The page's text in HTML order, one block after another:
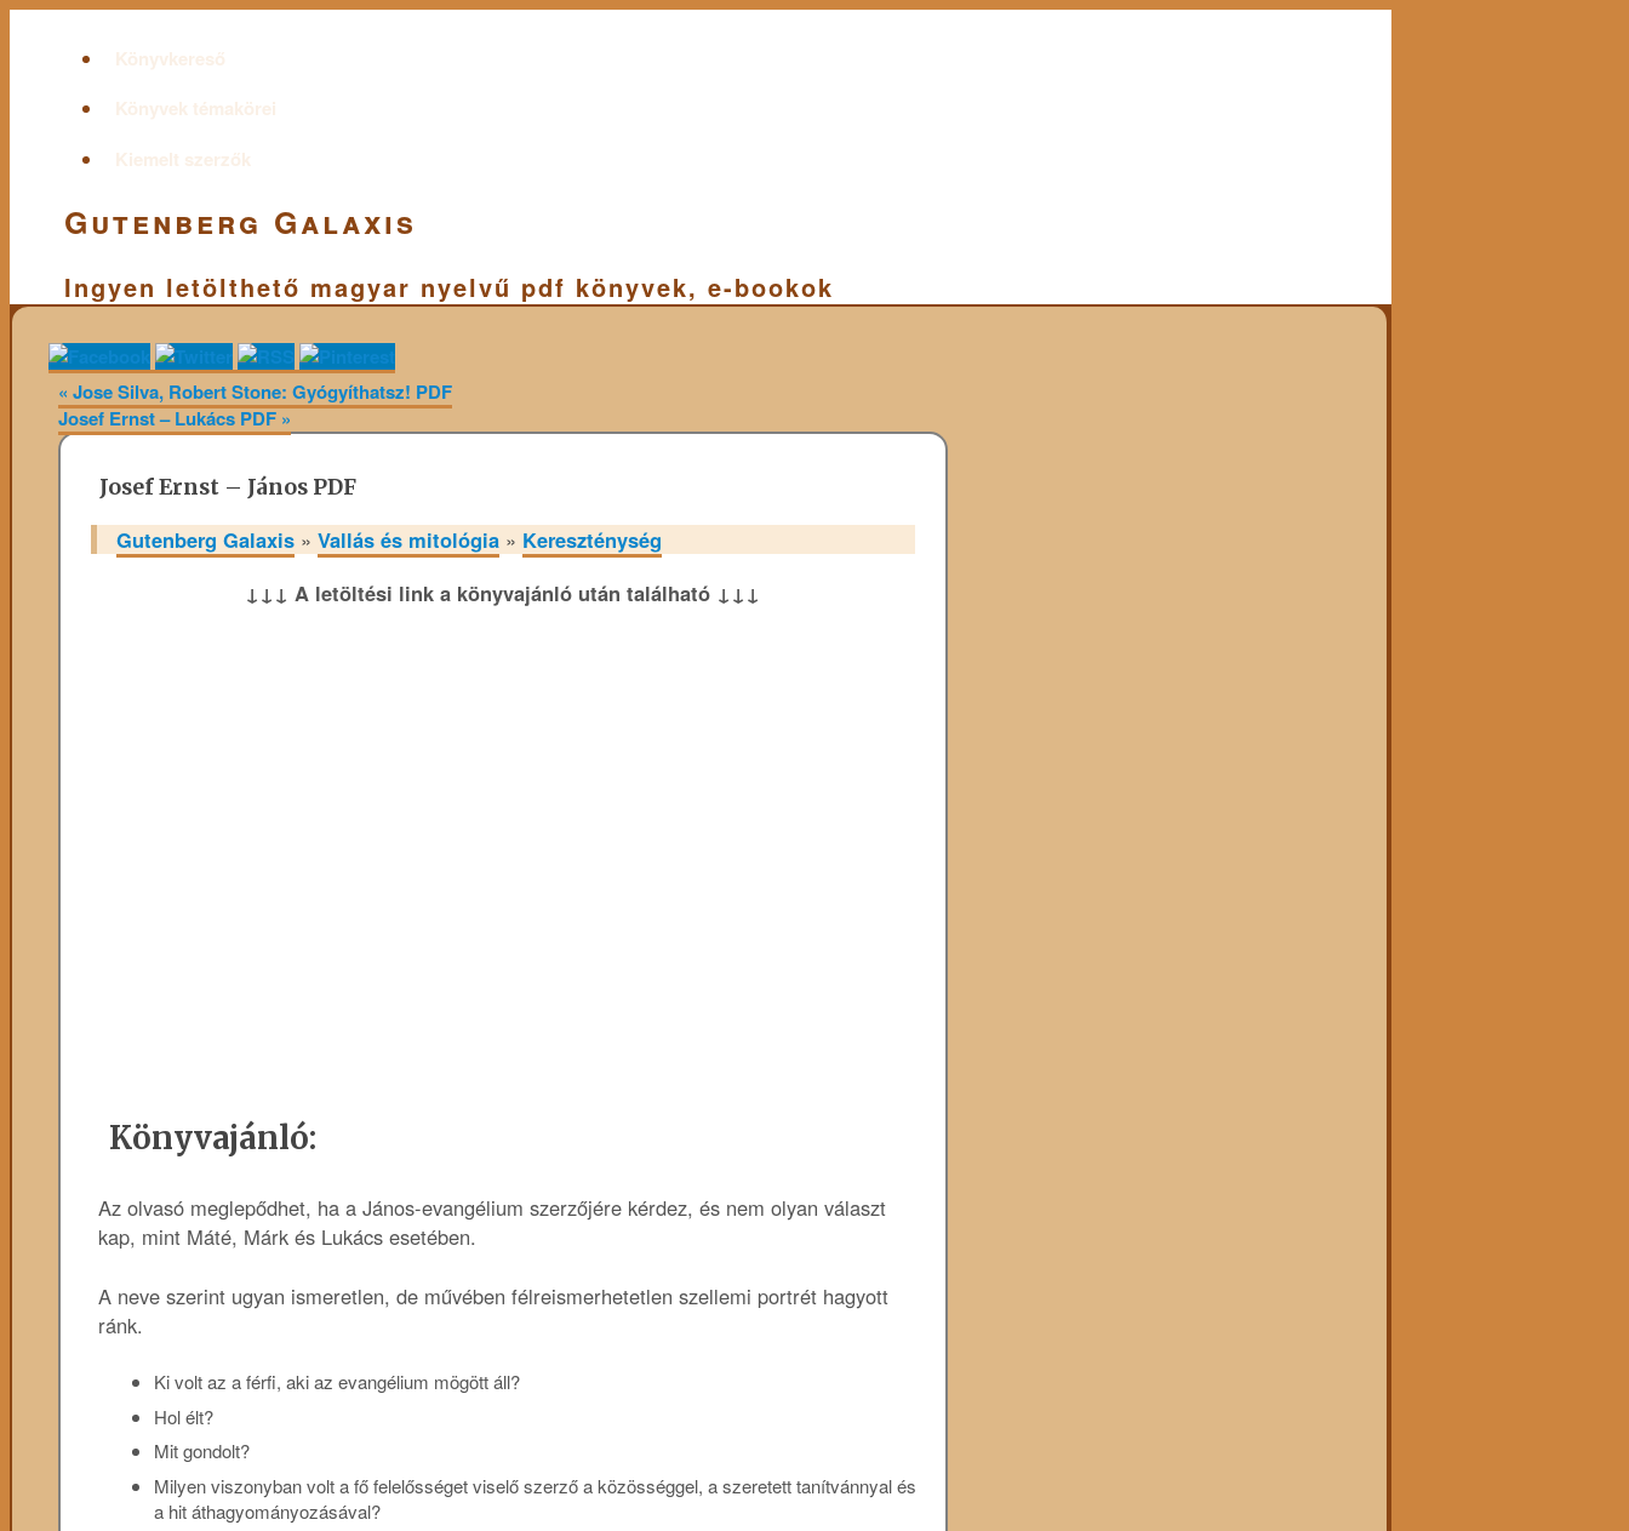
Könyvkereső
Könyvek témakörei
Kiemelt szerzők
Gutenberg Galaxis
Ingyen letölthető magyar nyelvű pdf könyvek, e-bookok
« Jose Silva, Robert Stone: Gyógyíthatsz! PDF
Josef Ernst – Lukács PDF »
Josef Ernst – János PDF
Gutenberg Galaxis » Vallás és mitológia » Kereszténység
↓↓↓ A letöltési link a könyvajánló után található ↓↓↓
Könyvajánló:
Az olvasó meglepődhet, ha a János-evangélium szerzőjére kérdez, és nem olyan választ
kap, mint Máté, Márk és Lukács esetében.
A neve szerint ugyan ismeretlen, de művében félreismerhetetlen szellemi portrét hagyott
ránk.
Ki volt az a férfi, aki az evangélium mögött áll?
Hol élt?
Mit gondolt?
Milyen viszonyban volt a fő felelősséget viselő szerző a közösséggel, a szeretett tanítvánnyal és
a hit áthagyományozásával?